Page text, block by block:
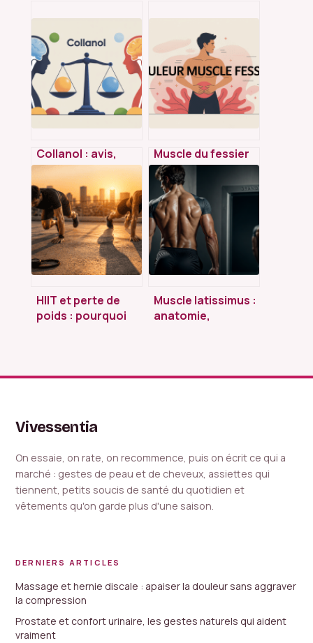
Collanol : avis,
composition,
efficacité réelle et
alternatives
sérieuses
Muscle du fessier
douleur :
comprendre,
soulager et éviter
que ça revienne
HIIT et perte de
poids : pourquoi
Muscle latissimus :
anatomie,
Vivessentia
On essaie, on rate, on recommence, puis on écrit ce qui a
marché : gestes de peau et de cheveux, assiettes qui
tiennent, petits soucis de santé du quotidien et
vêtements qu'on garde plus d'une saison.
DERNIERS ARTICLES
Massage et hernie discale : apaiser la douleur sans aggraver
la compression
Prostate et confort urinaire, les gestes naturels qui aident
vraiment